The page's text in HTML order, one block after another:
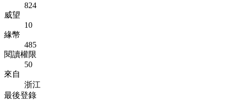
824
威望
10
緣幣
485
閱讀權限
50
來自
浙江
最後登錄